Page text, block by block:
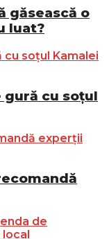
găsească o
luat?
gură cu soțul